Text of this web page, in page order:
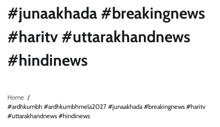
#junaakhada #breakingnews
#haritv #uttarakhandnews
#hindinews
Home
#ardhkumbh #ardhkumbhmela2027 #junaakhada #breakingnews #haritv
#uttarakhandnews #hindinews